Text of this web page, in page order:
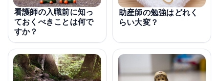
看護師の入職前に知っ
ておくべきことは何で
すか？
助産師の勉強はどれく
らい大変？